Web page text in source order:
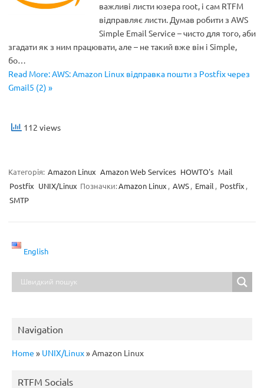
важливі листи юзера root, і сам RTFM
відправляє листи. Думав робити з AWS
Simple Email Service – чисто для того, аби
згадати як з ним працювати, але – не такий вже він і Simple,
бо…
Read More: AWS: Amazon Linux відправка пошти з Postfix через
Gmail5 (2) »
112 views
Категорія: Amazon Linux Amazon Web Services HOWTO's Mail
Postfix UNIX/Linux Позначки:Amazon Linux , AWS, Email , Postfix ,
SMTP
English
Navigation
Home » UNIX/Linux»Amazon Linux
RTFM Socials